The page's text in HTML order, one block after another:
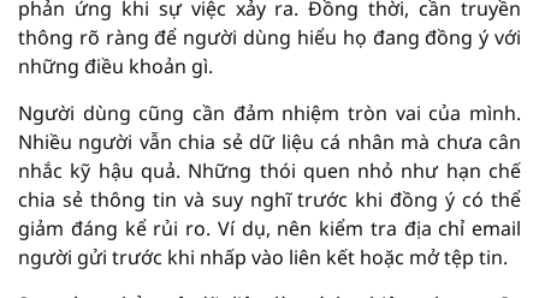
phản ứng khi sự việc xảy ra. Đồng thời, cần truyền
thông rõ ràng để người dùng hiểu họ đang đồng ý với
những điều khoản gì.
Người dùng cũng cần đảm nhiệm tròn vai của mình.
Nhiều người vẫn chia sẻ dữ liệu cá nhân mà chưa cân
nhắc kỹ hậu quả. Những thói quen nhỏ như hạn chế
chia sẻ thông tin và suy nghĩ trước khi đồng ý có thể
giảm đáng kể rủi ro. Ví dụ, nên kiểm tra địa chỉ email
người gửi trước khi nhấp vào liên kết hoặc mở tệp tin.